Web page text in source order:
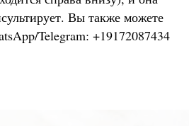
Вы также можете
Telegram: +19172087434